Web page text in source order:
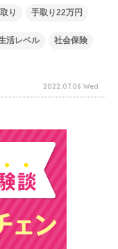
り 手取り22万円
活レベル 社会保険
2022.07.06 Wed